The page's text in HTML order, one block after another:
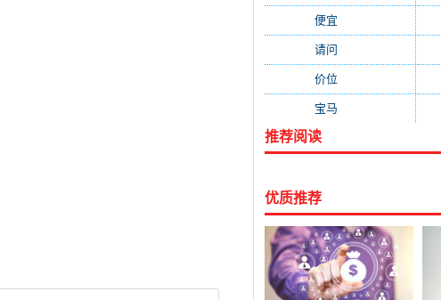
便宜
请问
价位
宝马
推荐阅读
优质推荐